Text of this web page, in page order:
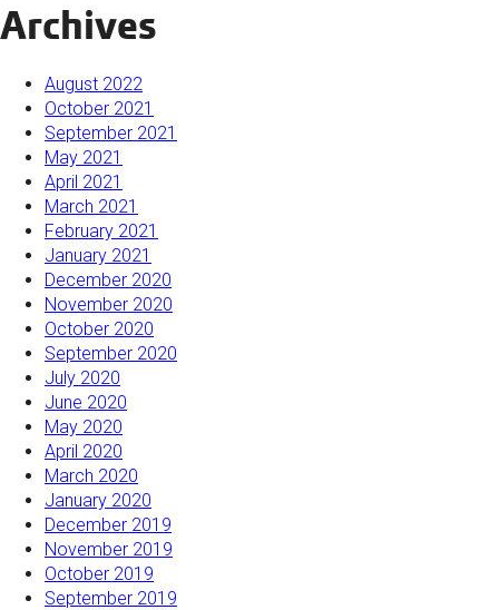
Archives
August 2022
October 2021
September 2021
May 2021
April 2021
March 2021
February 2021
January 2021
December 2020
November 2020
October 2020
September 2020
July 2020
June 2020
May 2020
April 2020
March 2020
January 2020
December 2019
November 2019
October 2019
September 2019